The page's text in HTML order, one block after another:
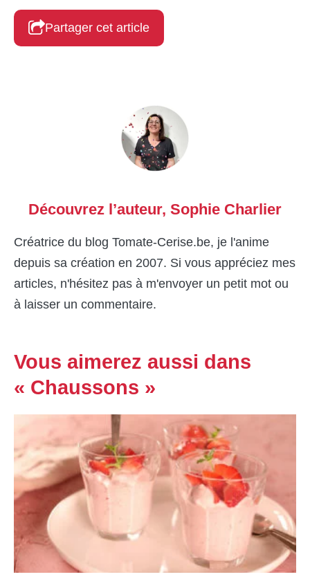
Partager cet article
Découvrez l’auteur, Sophie Charlier
Créatrice du blog Tomate-Cerise.be, je l'anime
depuis sa création en 2007. Si vous appréciez mes
articles, n'hésitez pas à m'envoyer un petit mot ou
à laisser un commentaire.
Vous aimerez aussi dans
« Chaussons »